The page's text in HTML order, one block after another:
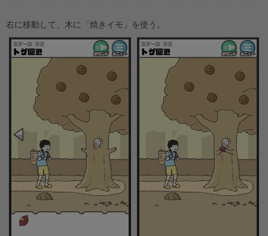
右に移動して、木に「焼きイモ」を使う。